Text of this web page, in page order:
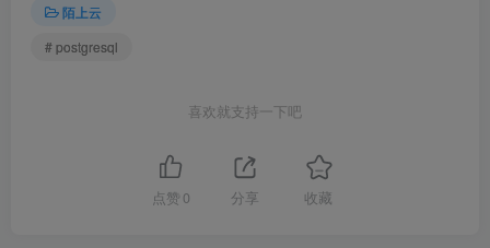
陌上云
# postgresql
喜欢就支持一下吧
点赞 0 分享 收藏